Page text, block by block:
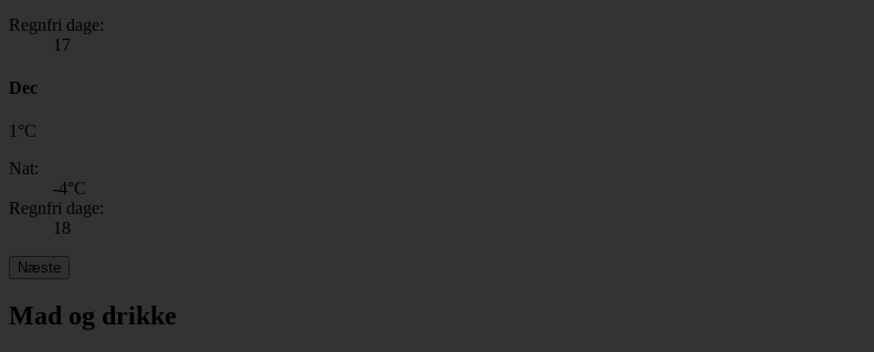
Regnfri dage:
17
Dec
1 °C
Nat:
-4°C
Regnfri dage:
18
Næste
Mad og drikke